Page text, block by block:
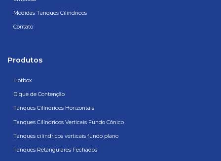
Medidas Tanques Cilíndricos
Contato
Produtos
Hotbox
Dique de Contenção
Tanques Cilíndricos Horizontais
Tanques Cilíndricos Verticais Fundo Cônico
Tanques cilíndricos verticais fundo plano
Tanques Retangulares Fechados